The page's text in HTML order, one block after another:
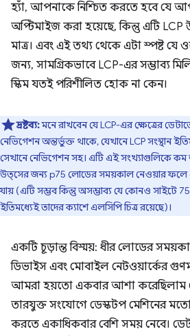
হ্যাঁ, আপনাকে নিশ্চিত করতে হবে যে
অপ্টিমাইজ করা হয়েছে, কিন্তু এটি
মাত্র। এবং এই তথ্য থেকে এটা স্পষ্ট যে
জন্য, সামগ্রিকভাবে LCP-এর সম্ভাব্য
স্কিম যতই পরিশীলিত হোক না কেন।
দ্রষ্টব্য:মনে রাখবেন যে LCP-এর ক্ষেত্রের
নেভিগেশন অন্তর্ভুক্ত থাকে, যেখানে LCP সংস্থান
সেখানে নেভিগেশন সহ। এটি এই সংখ্যাগুলিকে কম
উত্সের জন্য p75 লোডের সময়কাল নেওয়ার ফলে
যায় (এটি সম্ভব কিন্তু অসম্ভাব্য যে কোনও সাইটে
ইতিমধ্যেই তাদের ক্যাশে এলসিপি চিত্র রয়েছে)।
একটি চূড়ান্ত বিস্ময়: ধীর লোডের
ডিভাইস এবং মোবাইল নেটওয়ার্কের
আমরা হয়তো একবার আশা করেছিলাম
তারযুক্ত সংযোগে ডেস্কটপ মেশিনের
করতে একাধিকবার বেশি সময় নেবে।